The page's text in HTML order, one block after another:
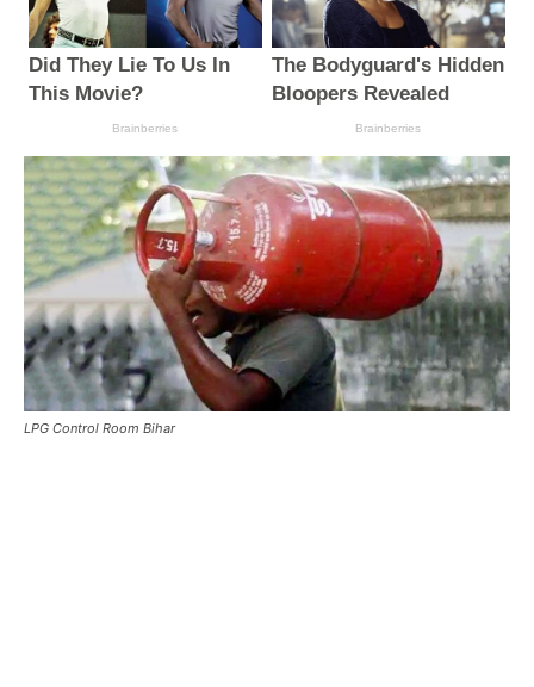
LPG Control Room Bihar